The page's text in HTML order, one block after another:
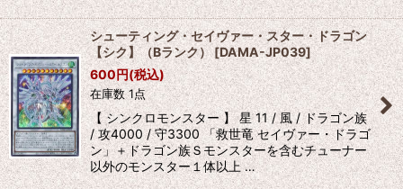
シューティング・セイヴァー・スター・ドラゴン
【シク】（Bランク） [DAMA-JP039]
600円(税込)
在庫数 1点
【 シンクロモンスター 】 星 11 / 風 / ドラゴン族
/ 攻4000 / 守3300 「救世竜 セイヴァー・ドラゴ
ン」＋ドラゴン族Ｓモンスターを含むチューナー
以外のモンスター１体以上 …